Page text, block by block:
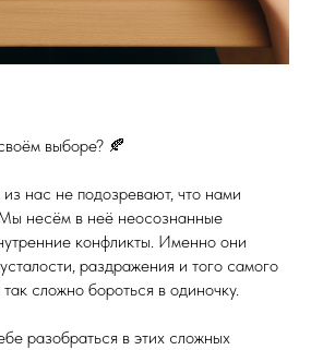
выборе? 🍂
нас не подозревают, что нами
несём в неё неосознанные
конфликты. Именно они
раздражения и того самого
сложно бороться в одиночку.
разобраться в этих сложных